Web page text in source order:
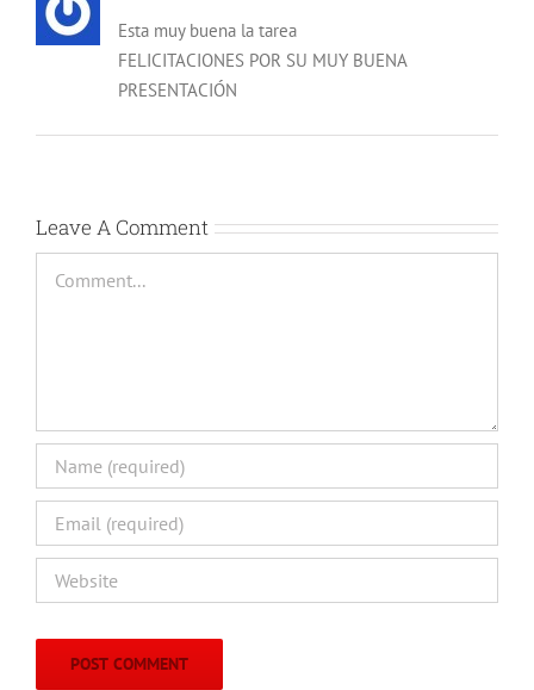
Esta muy buena la tarea
FELICITACIONES POR SU MUY BUENA
PRESENTACIÓN
Leave A Comment